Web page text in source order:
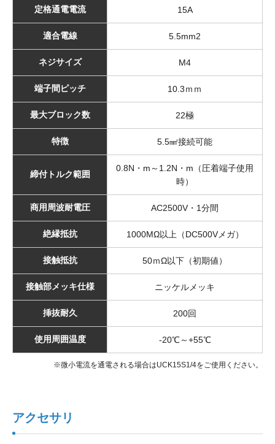
定格通電電流 15A
適合電線 5.5mm2
ネジサイズ M4
端子間ピッチ 10.3ｍｍ
最大ブロック数 22極
特徴 5.5㎟接続可能
締付トルク範囲
0.8N・m～1.2N・m（圧着端子使用
時）
商用周波耐電圧 AC2500V・1分間
絶縁抵抗 1000MΩ以上（DC500Vメガ）
接触抵抗 50ｍΩ以下（初期値）
接触部メッキ仕様 ニッケルメッキ
挿抜耐久 200回
使用周囲温度 -20℃～+55℃
※微小電流を通電される場合はUCK15S1/4をご使用ください。
アクセサリ